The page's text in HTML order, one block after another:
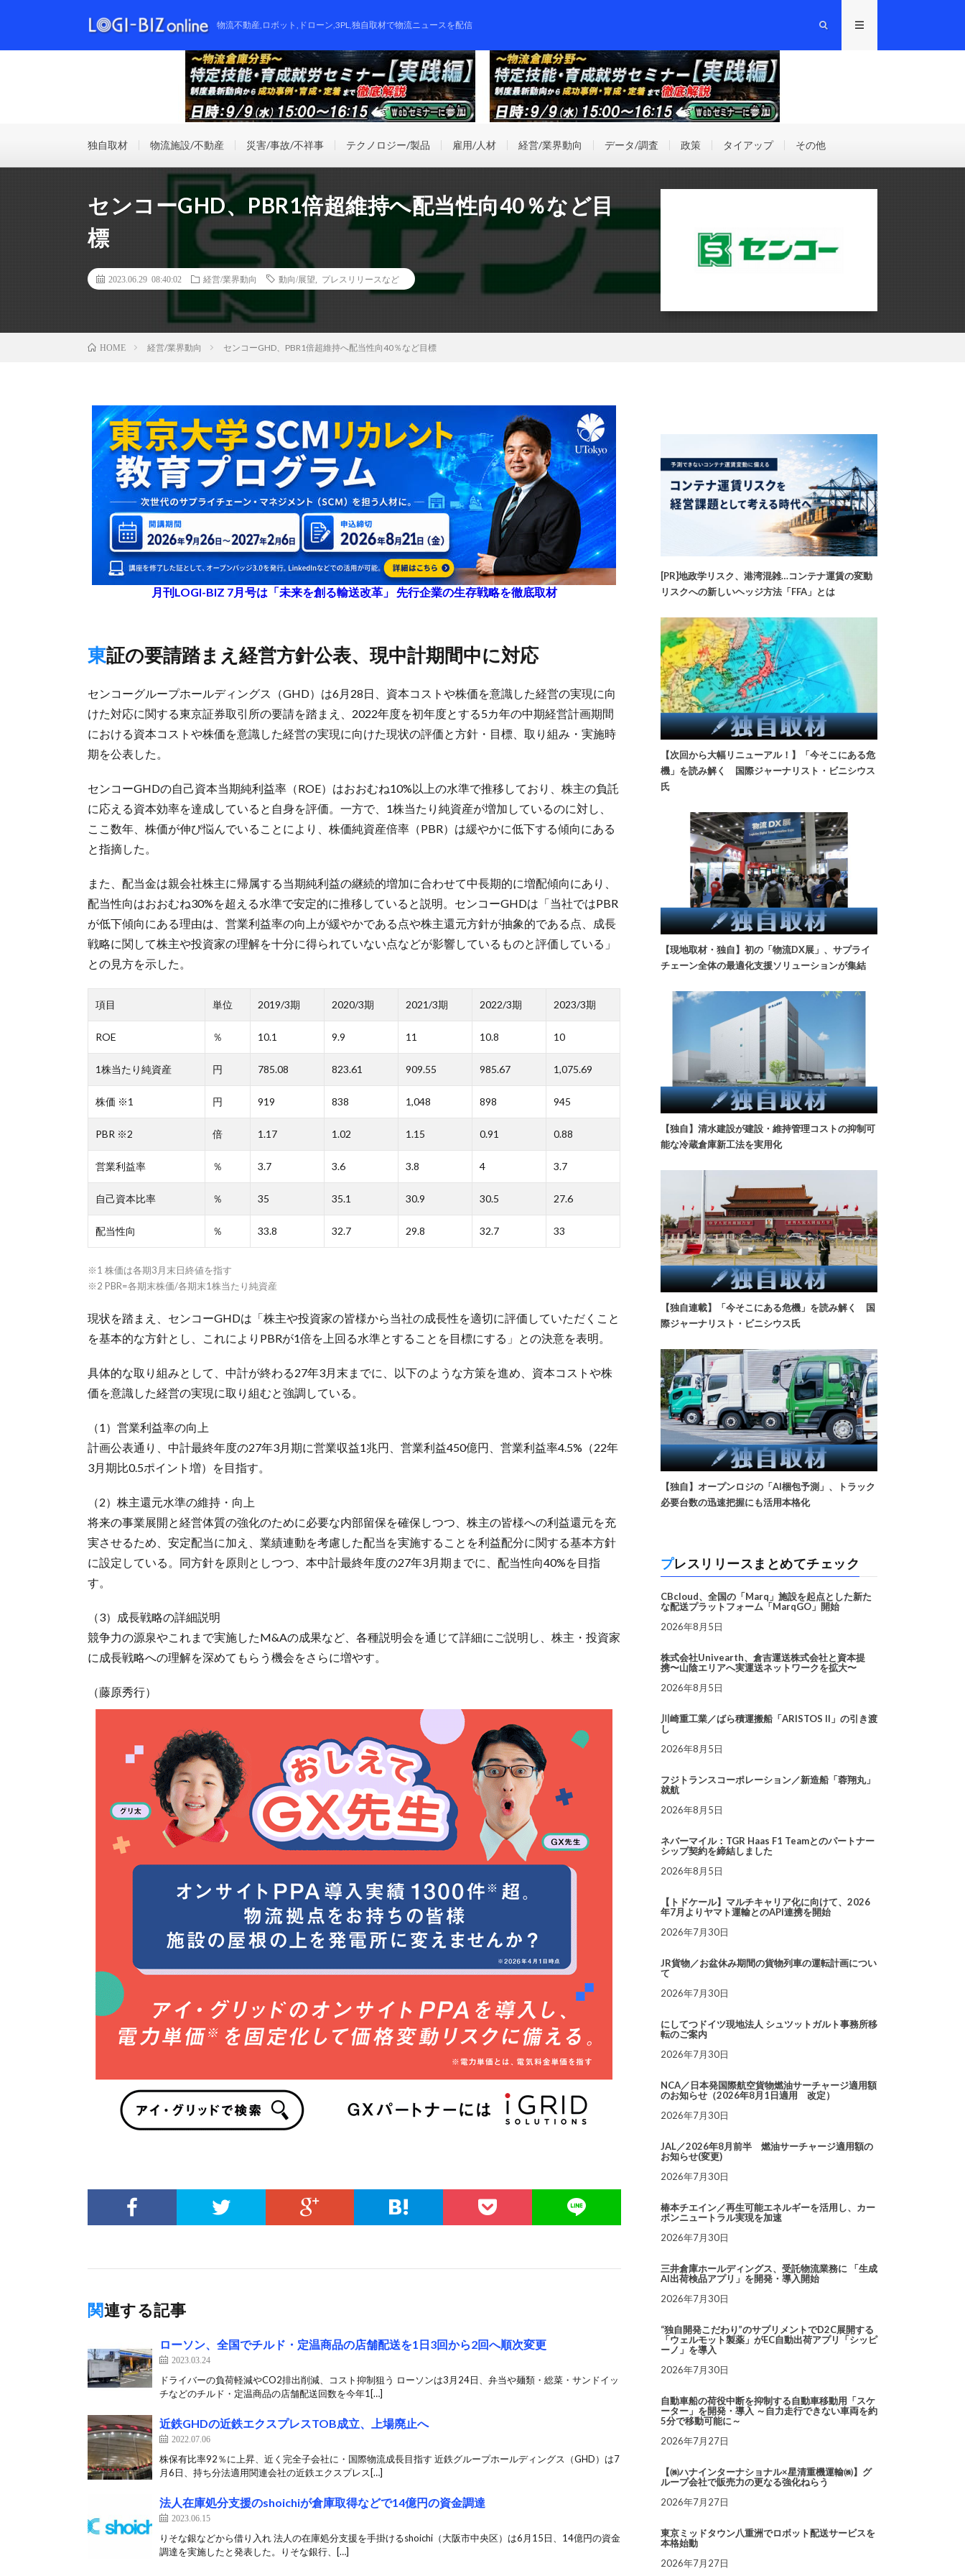
物流不動産,ロボット,ドローン,3PL,独自取材で物流ニュースを配信
独自取材 物流施設/不動産 災害/事故/不祥事 テクノロジー/製品 雇用/人材 経営/業界動向 データ/調査 政策 タイアップ その他
センコーGHD、PBR1倍超維持へ配当性向40％など目
標
2023.06.29 08:40:02 経営/業界動向 動向/展望 プレスリリースなど
HOME 経営/業界動向 センコーGHD、PBR1倍超維持へ配当性向40％など目標
月刊LOGI-BIZ 7月号は「未来を創る輸送改革」 先行企業の生存戦略を徹底取材
東証の要請踏まえ経営方針公表、現中計期間中に対応
センコーグループホールディングス（GHD）は6月28日、資本コストや株価を意識した経営の実現に向
けた対応に関する東京証券取引所の要請を踏まえ、2022年度を初年度とする5カ年の中期経営計画期間
における資本コストや株価を意識した経営の実現に向けた現状の評価と方針・目標、取り組み・実施時
期を公表した。
センコーGHDの自己資本当期純利益率（ROE）はおおむね10%以上の水準で推移しており、株主の負託
に応える資本効率を達成していると自身を評価。一方で、1株当たり純資産が増加しているのに対し、
ここ数年、株価が伸び悩んでいることにより、株価純資産倍率（PBR）は緩やかに低下する傾向にある
と指摘した。
また、配当金は親会社株主に帰属する当期純利益の継続的増加に合わせて中長期的に増配傾向にあり、
配当性向はおおむね30%を超える水準で安定的に推移していると説明。センコーGHDは「当社ではPBR
が低下傾向にある理由は、営業利益率の向上が緩やかである点や株主還元方針が抽象的である点、成長
戦略に関して株主や投資家の理解を十分に得られていない点などが影響しているものと評価している」
との見方を示した。
項目 単位 2019/3期 2020/3期 2021/3期 2022/3期 2023/3期
ROE ％ 10.1 9.9 11 10.8 10
1株当たり純資産 円 785.08 823.61 909.55 985.67 1,075.69
株価 ※1 円 919 838 1,048 898 945
PBR ※2 倍 1.17 1.02 1.15 0.91 0.88
営業利益率 ％ 3.7 3.6 3.8 4 3.7
自己資本比率 ％ 35 35.1 30.9 30.5 27.6
配当性向 ％ 33.8 32.7 29.8 32.7 33
※1 株価は各期3月末日終値を指す
※2 PBR=各期末株価/各期末1株当たり純資産
現状を踏まえ、センコーGHDは「株主や投資家の皆様から当社の成長性を適切に評価していただくこと
を基本的な方針とし、これによりPBRが1倍を上回る水準とすることを目標にする」との決意を表明。
具体的な取り組みとして、中計が終わる27年3月末までに、以下のような方策を進め、資本コストや株
価を意識した経営の実現に取り組むと強調している。
（1）営業利益率の向上
計画公表通り、中計最終年度の27年3月期に営業収益1兆円、営業利益450億円、営業利益率4.5%（22年
3月期比0.5ポイント増）を目指す。
（2）株主還元水準の維持・向上
将来の事業展開と経営体質の強化のために必要な内部留保を確保しつつ、株主の皆様への利益還元を充
実させるため、安定配当に加え、業績連動を考慮した配当を実施することを利益配分に関する基本方針
に設定している。同方針を原則としつつ、本中計最終年度の27年3月期までに、配当性向40%を目指
す。
（3）成長戦略の詳細説明
競争力の源泉やこれまで実施したM&Aの成果など、各種説明会を通じて詳細にご説明し、株主・投資家
に成長戦略への理解を深めてもらう機会をさらに増やす。
（藤原秀行）
関連する記事
ローソン、全国でチルド・定温商品の店舗配送を1日3回から2回へ順次変更
2023.03.24
ドライバーの負荷軽減やCO2排出削減、コスト抑制狙う ローソンは3月24日、弁当や麺類・総菜・サンドイッ
チなどのチルド・定温商品の店舗配送回数を今年1[…]
近鉄GHDの近鉄エクスプレスTOB成立、上場廃止へ
2022.07.06
株保有比率92％に上昇、近く完全子会社に・国際物流成長目指す 近鉄グループホールディングス（GHD）は7
月6日、持ち分法適用関連会社の近鉄エクスプレス[…]
法人在庫処分支援のshoichiが倉庫取得などで14億円の資金調達
2023.06.15
りそな銀などから借り入れ 法人の在庫処分支援を手掛けるshoichi（大阪市中央区）は6月15日、14億円の資金
調達を実施したと発表した。りそな銀行、[…]
[PR]地政学リスク、港湾混雑…コンテナ運賃の変動
リスクへの新しいヘッジ方法「FFA」とは
【次回から大幅リニューアル！】「今そこにある危
機」を読み解く 国際ジャーナリスト・ビニシウス
氏
【現地取材・独自】初の「物流DX展」、サプライ
チェーン全体の最適化支援ソリューションが集結
【独自】清水建設が建設・維持管理コストの抑制可
能な冷蔵倉庫新工法を実用化
【独自連載】「今そこにある危機」を読み解く 国
際ジャーナリスト・ビニシウス氏
【独自】オープンロジの「AI梱包予測」、トラック
必要台数の迅速把握にも活用本格化
プレスリリースまとめてチェック
CBcloud、全国の「Marq」施設を起点とした新た
な配送プラットフォーム「MarqGO」開始
2026年8月5日
株式会社Univearth、倉吉運送株式会社と資本提
携〜山陰エリアへ実運送ネットワークを拡大〜
2026年8月5日
川崎重工業／ばら積運搬船「ARISTOS II」の引き渡
し
2026年8月5日
フジトランスコーポレーション／新造船「蓉翔丸」
就航
2026年8月5日
ネバーマイル：TGR Haas F1 Teamとのパートナー
シップ契約を締結しました
2026年8月5日
【トドケール】マルチキャリア化に向けて、2026
年7月よりヤマト運輸とのAPI連携を開始
2026年7月30日
JR貨物／お盆休み期間の貨物列車の運転計画につい
て
2026年7月30日
にしてつドイツ現地法人 シュツットガルト事務所移
転のご案内
2026年7月30日
NCA／日本発国際航空貨物燃油サーチャージ適用額
のお知らせ（2026年8月1日適用 改定）
2026年7月30日
JAL／2026年8月前半 燃油サーチャージ適用額の
お知らせ(変更)
2026年7月30日
椿本チエイン／再生可能エネルギーを活用し、カー
ボンニュートラル実現を加速
2026年7月30日
三井倉庫ホールディングス、受託物流業務に 「生成
AI出荷検品アプリ」を開発・導入開始
2026年7月30日
“独自開発こだわり”のサプリメントでD2C展開する
「ウェルモット製薬」がEC自動出荷アプリ「シッピ
ーノ」を導入
2026年7月30日
自動車船の荷役中断を抑制する自動車移動用「スケ
ーター」を開発・導入 ～自力走行できない車両を約
5分で移動可能に～
2026年7月27日
【㈱ハナインターナショナル×星清重機運輸㈱】グ
ループ会社で販売力の更なる強化ねらう
2026年7月27日
東京ミッドタウン八重洲でロボット配送サービスを
本格始動
2026年7月27日